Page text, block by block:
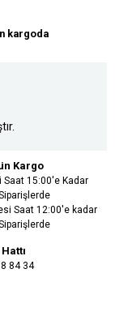
kargoda
Kargo
Saat 15:00'e Kadar
Saat 12:00'e kadar
84 34